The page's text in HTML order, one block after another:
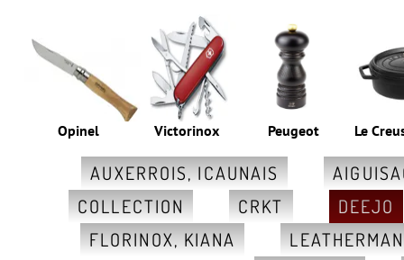
AUXERROIS, ICAUNAIS
COLLECTION
CRKT
DEEJO
FLORINOX, KIANA
LEATHERMAN
Peugeot Le
Victorinox
Opinel